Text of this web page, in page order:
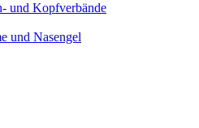
und Kopfverbände
und Nasengel